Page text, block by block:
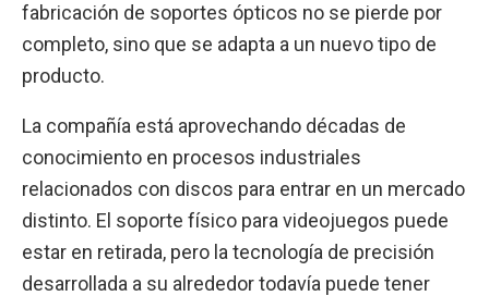
fabricación de soportes ópticos no se pierde por
completo, sino que se adapta a un nuevo tipo de
producto.
La compañía está aprovechando décadas de
conocimiento en procesos industriales
relacionados con discos para entrar en un mercado
distinto. El soporte físico para videojuegos puede
estar en retirada, pero la tecnología de precisión
desarrollada a su alrededor todavía puede tener